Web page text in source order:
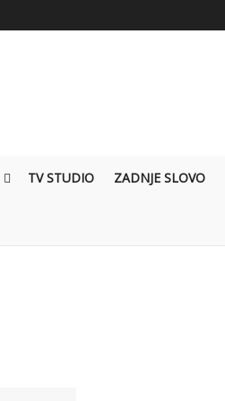
TV STUDIO ZADNJE SLOVO